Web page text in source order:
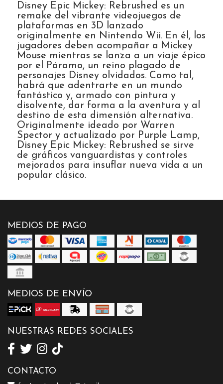
Disney Epic Mickey: Rebrushed es un
remake del vibrante videojuegos de
plataformas en 3D lanzado
originalmente en Nintendo Wii. En él, los
jugadores deben acompañar a Mickey
Mouse mientras se lanza a un viaje épico
por el Páramo, un reino plagado de
personajes Disney olvidados. Como tal,
habrá que adentrarte en un mundo
fantástico y, armado con pintura y
disolvente, dar forma a la aventura y al
destino de esta dimensión alternativa.
Originalmente ideado por Warren
Spector y actualizado por Purple Lamp,
Disney Epic Mickey: Rebrushed se sirve
de gráficos vanguardistas y controles
mejorados para insuflar nueva vida a un
popular clásico.
MEDIOS DE PAGO
MEDIOS DE ENVÍO
NUESTRAS REDES SOCIALES
CONTACTO